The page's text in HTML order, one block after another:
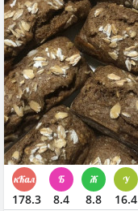
178.3 8.4 8.8 16.4